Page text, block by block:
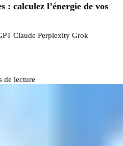
: calculez l’énergie de vos
Claude Perplexity Grok
de lecture